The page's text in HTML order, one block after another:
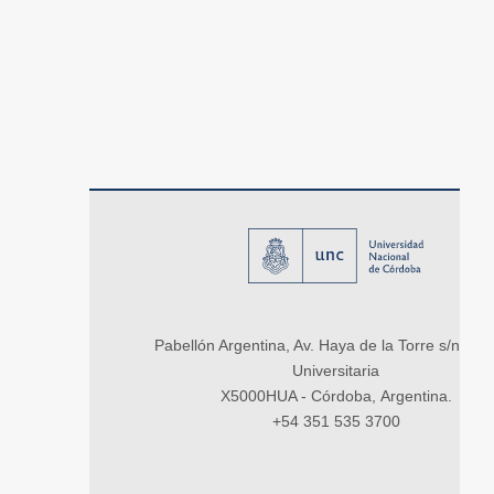
Pabellón Argentina, Av. Haya de la Torre s/n,
Universitaria
X5000HUA - Córdoba, Argentina.
+54 351 535 3700